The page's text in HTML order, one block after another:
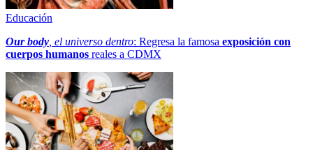
Educación
Our body , el universo dentro: Regresa la famosa exposición con
cuerpos humanos reales a CDMX